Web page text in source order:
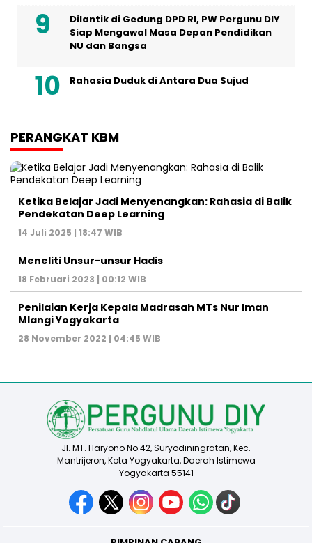
Dilantik di Gedung DPD RI, PW Pergunu DIY
Siap Mengawal Masa Depan Pendidikan
NU dan Bangsa
Rahasia Duduk di Antara Dua Sujud
PERANGKAT KBM
Ketika Belajar Jadi Menyenangkan: Rahasia di Balik
Pendekatan Deep Learning
14 Juli 2025 | 18:47 WIB
Meneliti Unsur-unsur Hadis
18 Februari 2023 | 00:12 WIB
Penilaian Kerja Kepala Madrasah MTs Nur Iman
Mlangi Yogyakarta
28 November 2022 | 04:45 WIB
Jl. MT. Haryono No.42, Suryodiningratan, Kec.
Mantrijeron, Kota Yogyakarta, Daerah Istimewa
Yogyakarta 55141